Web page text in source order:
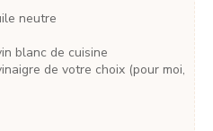
neutre
blanc de cuisine
de votre choix (pour moi,